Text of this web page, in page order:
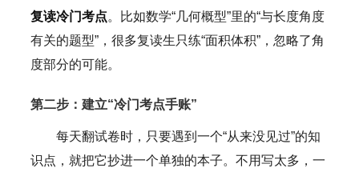
复读冷门考点。比如数学“几何概型”里的“与长度角度
有关的题型”，很多复读生只练“面积体积”，忽略了角
度部分的可能。
第二步：建立“冷门考点手账”
每天翻试卷时，只要遇到一个“从来没见过”的知
识点，就把它抄进一个单独的本子。不用写太多，一